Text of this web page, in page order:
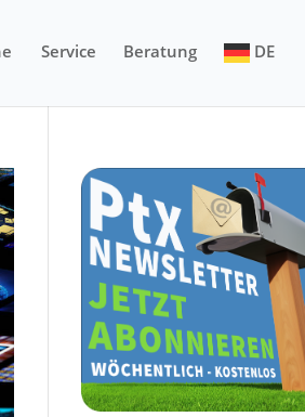
Service Beratung DE